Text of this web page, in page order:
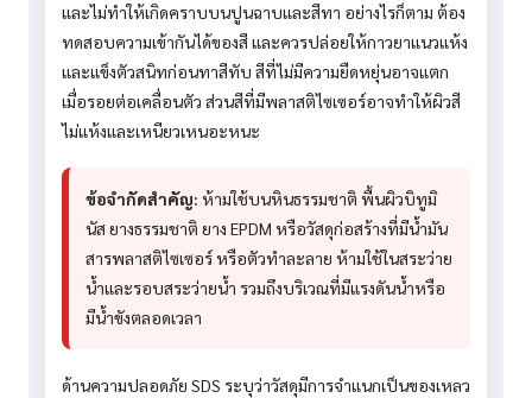
และไม่ทำให้เกิดคราบบนปูนฉาบและสีทา อย่างไรก็ตาม ต้อง
ทดสอบความเข้ากันได้ของสี และควรปล่อยให้กาวยาแนวแห้ง
และแข็งตัวสนิทก่อนทาสีทับ สีที่ไม่มีความยืดหยุ่นอาจแตก
เมื่อรอยต่อเคลื่อนตัว ส่วนสีที่มีพลาสติไซเซอร์อาจทำให้ผิวสี
ไม่แห้งและเหนียวเหนอะหนะ
ข้อจำกัดสำคัญ: ห้ามใช้บนหินธรรมชาติ พื้นผิวบิทูมิ
นัส ยางธรรมชาติ ยาง EPDM หรือวัสดุก่อสร้างที่มีน้ำมัน
สารพลาสติไซเซอร์ หรือตัวทำละลาย ห้ามใช้ในสระว่าย
น้ำและรอบสระว่ายน้ำ รวมถึงบริเวณที่มีแรงดันน้ำหรือ
มีน้ำขังตลอดเวลา
ด้านความปลอดภัย SDS ระบุว่าวัสดุมีการจำแนกเป็นของเหลว